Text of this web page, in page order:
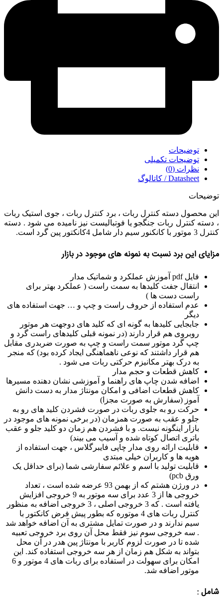
توضیحات
توضیحات تکمیلی
نظرات (0)
Datasheet / کاتالوگ
توضیحات
این محصول دسته کنترل ربات ، برد کنترل ربات ، جوی استیک ربات
، دسته کنترل ربات جنگجو یا فوتبالیست نیز نامیده می شود . دسته
کنترل 3 موتور با کانکنور سیم دار شامل 4کانکتور پین گرد است.
مزایای این برد نسبت به نمونه های موجود در بازار
فایل pdf آموزش عملکرد و شماتیک مدار
انتقال جفت کلیدها به سمت راست ( عملکرد بهتر برای
راست دست ها )
عدم استفاده از حروف راست و چپ و … جهت استفاده های
دیگر
جابجایی کلیدها به گونه ای که کلید های دوجهت هر موتور
روبروی هم قرار دارند (در نمونه قبلی کلیدهای راست گرد و
چپ گرد موتور سمت راست و چپ به صورت ضربدری مقابل
هم قرار داشتند که نوعی ناهماهنگی ایجاد کرده بود) که منجر
به درک بهتر مکانیزم حرکتی ربات می شود .
کاهش قطعات و حجم مدار
اضافه شدن چاپ های راهنما و آموزشی نشان دهنده مسیرها
کاهش قطعات اضافی و امکان مونتاژ مدار به دست دانش
آموز (سفارش به صورت مجزا)
حرکت رو به جلوی ربات در صورت فشردن کلید های رو به
جلو و عقب به صورت همزمان (در برخی نمونه های موجود در
بازار اینگونه نیست. و با فشردن هم زمان دو کلید جلو و عقب
باتری اتصال کوتاه شده و آسیب می بیند)
قابلیت ارائه روی مدار چاپی فایبرگلاس ، جهت استفاده از
هویه ها و کاربران خیلی مبتدی
قابلیت تولید با اسم و علائم سفارشی شما (برای حداقل یک
ورق pcb)
در ورژن هشتم که از بهمن 93 عرضه شده است ، تعداد
خروجی ها از 3 عدد برای سه موتور به 9 خروجی افزایش
یافته است . که 3 خروجی اصلی ، 3 خروجی اضافه به منظور
کنترل ربات های 4 موتوره که بطور پیش فرض کانکتور با
سیم ندارند و در صورت تمایل مشتری به آن اضافه خواهد شد
. سه خروجی سوم نیز فقط محل آن روی برد خروجی تعبیه
شده تا در صورت لزوم کاربر با مونتاژ پین هدر در آن محل
بتواند به شکل هم زمان از هر سه خروجی استفاده کند. این
امکان برای سهولت در استفاده برای ربات های 4 موتور و 6
موتور اضافه شد.
شامل :